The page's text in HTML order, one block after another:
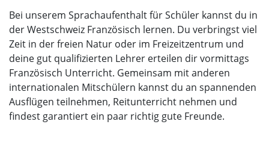
Bei unserem Sprachaufenthalt für Schüler kannst du in
der Westschweiz Französisch lernen. Du verbringst viel
Zeit in der freien Natur oder im Freizeitzentrum und
deine gut qualifizierten Lehrer erteilen dir vormittags
Französisch Unterricht. Gemeinsam mit anderen
internationalen Mitschülern kannst du an spannenden
Ausflügen teilnehmen, Reitunterricht nehmen und
findest garantiert ein paar richtig gute Freunde.